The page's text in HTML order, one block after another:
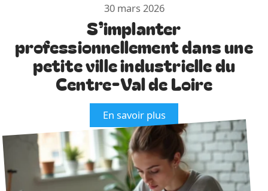
30 mars 2026
S’implanter
professionnellement dans une
petite ville industrielle du
Centre-Val de Loire
En savoir plus